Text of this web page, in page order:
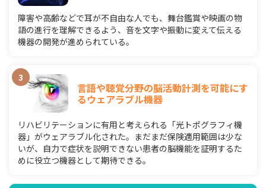
障害や高齢などで耳が不自由な人でも、舞台鑑賞や映画の物
語の進行を理解できるよう、音を文字や振動に変えて伝える
機器の開発が進められている。
言語や聴覚分野の脳活動計測を可能にす
るウェアラブル機器
リハビリテーションに有用と考えられる「光トポグラフィ機
器」がウェアラブル化された。まだまだ保険適用範囲は少な
いが、自力で症状を説明できない患者の脳機能を証明するた
めに役立つ機器として期待できる。